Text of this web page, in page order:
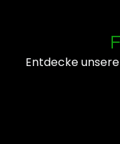
Entdecke